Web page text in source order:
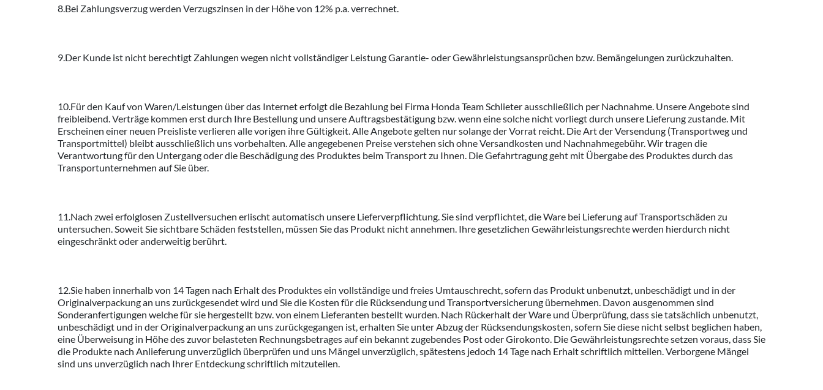
8.Bei Zahlungsverzug werden Verzugszinsen in der Höhe von 12% p.a. verrechnet.
9.Der Kunde ist nicht berechtigt Zahlungen wegen nicht vollständiger Leistung Garantie- oder Gewährleistungsansprüchen bzw. Bemängelungen zurückzuhalten.
10.Für den Kauf von Waren/Leistungen über das Internet erfolgt die Bezahlung bei Firma Honda Team Schlieter ausschließlich per Nachnahme. Unsere Angebote sind
freibleibend. Verträge kommen erst durch Ihre Bestellung und unsere Auftragsbestätigung bzw. wenn eine solche nicht vorliegt durch unsere Lieferung zustande. Mit
Erscheinen einer neuen Preisliste verlieren alle vorigen ihre Gültigkeit. Alle Angebote gelten nur solange der Vorrat reicht. Die Art der Versendung (Transportweg und
Transportmittel) bleibt ausschließlich uns vorbehalten. Alle angegebenen Preise verstehen sich ohne Versandkosten und Nachnahmegebühr. Wir tragen die
Verantwortung für den Untergang oder die Beschädigung des Produktes beim Transport zu Ihnen. Die Gefahrtragung geht mit Übergabe des Produktes durch das
Transportunternehmen auf Sie über.
11.Nach zwei erfolglosen Zustellversuchen erlischt automatisch unsere Lieferverpflichtung. Sie sind verpflichtet, die Ware bei Lieferung auf Transportschäden zu
untersuchen. Soweit Sie sichtbare Schäden feststellen, müssen Sie das Produkt nicht annehmen. Ihre gesetzlichen Gewährleistungsrechte werden hierdurch nicht
eingeschränkt oder anderweitig berührt.
12.Sie haben innerhalb von 14 Tagen nach Erhalt des Produktes ein vollständige und freies Umtauschrecht, sofern das Produkt unbenutzt, unbeschädigt und in der
Originalverpackung an uns zurückgesendet wird und Sie die Kosten für die Rücksendung und Transportversicherung übernehmen. Davon ausgenommen sind
Sonderanfertigungen welche für sie hergestellt bzw. von einem Lieferanten bestellt wurden. Nach Rückerhalt der Ware und Überprüfung, dass sie tatsächlich unbenutzt,
unbeschädigt und in der Originalverpackung an uns zurückgegangen ist, erhalten Sie unter Abzug der Rücksendungskosten, sofern Sie diese nicht selbst beglichen haben,
eine Überweisung in Höhe des zuvor belasteten Rechnungsbetrages auf ein bekannt zugebendes Post oder Girokonto. Die Gewährleistungsrechte setzen voraus, dass Sie
die Produkte nach Anlieferung unverzüglich überprüfen und uns Mängel unverzüglich, spätestens jedoch 14 Tage nach Erhalt schriftlich mitteilen. Verborgene Mängel
sind uns unverzüglich nach Ihrer Entdeckung schriftlich mitzuteilen.